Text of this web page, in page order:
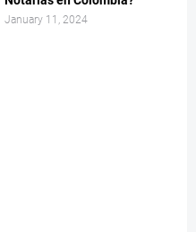
January 11, 2024